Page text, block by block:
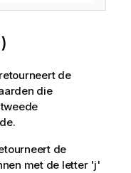
de
die
de
met de letter 'j'